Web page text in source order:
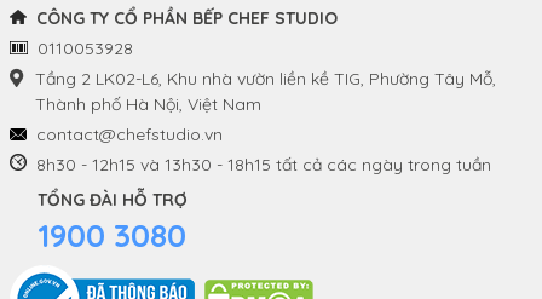
THÔNG TIN
Chính sách và quy định
chung
Hướng dẫn đặt hàng
Chính sách đổi hàng
THEO DÕI CHÚNG TÔI
CÔNG TY CỔ PHẦN BẾP CHEF STUDIO
0110053928
Tầng 2 LK02-L6, Khu nhà vườn liền kề TIG, Phường Tây Mỗ,
Thành phố Hà Nội, Việt Nam
contact@chefstudio.vn
8h30 - 12h15 và 13h30 - 18h15 tất cả các ngày trong tuần
TỔNG ĐÀI HỖ TRỢ
1900 3080